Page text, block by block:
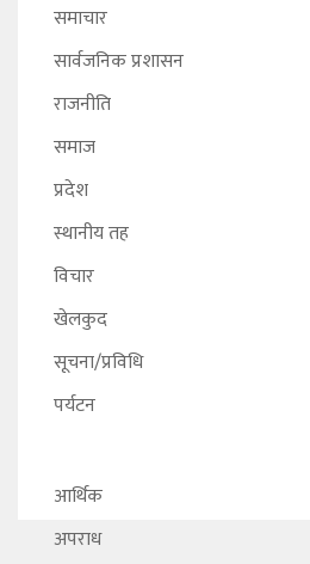
समाचार
सार्वजनिक प्रशासन
राजनीति
समाज
प्रदेश
स्थानीय तह
विचार
खेलकुद
सूचना/प्रविधि
पर्यटन
आर्थिक
अपराध